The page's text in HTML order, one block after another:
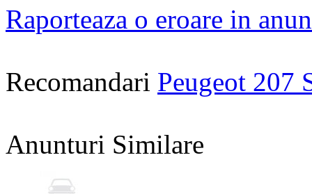
Raporteaza o eroare in
Recomandari Peugeot 207
Anunturi Similare